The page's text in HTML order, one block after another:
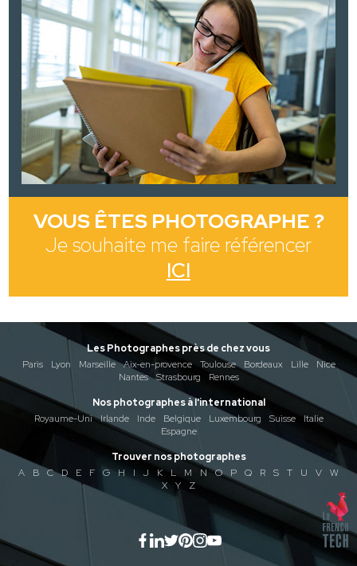
VOUS ÊTES PHOTOGRAPHE ?
Je souhaite me faire référencer
ICI
Les Photographes près de chez vous
Paris
Lyon Marseille Aix-en-provence Toulouse Bordeaux Lille
Nice
Nantes
Strasbourg
Rennes
Nos photographes à l'international
Royaume-Uni
Irlande Inde Belgique Luxembourg Suisse
Italie
Espagne
Trouver nos photographes
A
B C D E F G H I J K L M N O P Q R S T U V
W
X
Y Z